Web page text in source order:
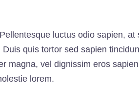
luctus odio sapien,
quis tortor sed sapien
magna, vel dignissim eros
lorem.